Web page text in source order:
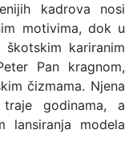
kadrova nosi
motivima, dok u
kariranim
Pan kragnom,
čizmama. Njena
godinama, a
lansiranja modela